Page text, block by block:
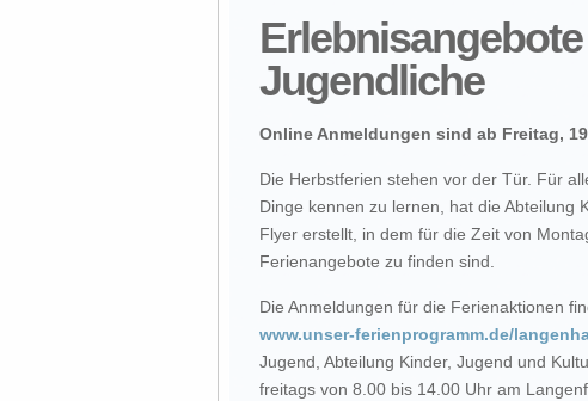
Jugendliche
Online Anmeldungen sind ab Freitag,
Die Herbstferien stehen vor der Tür. Für
Dinge kennen zu lernen, hat die Abteilung
Flyer erstellt, in dem für die Zeit von
Ferienangebote zu finden sind.
Die Anmeldungen für die Ferienaktionen
www.unser-ferienprogramm.de/
Jugend, Abteilung Kinder, Jugend und
freitags von 8.00 bis 14.00 Uhr am